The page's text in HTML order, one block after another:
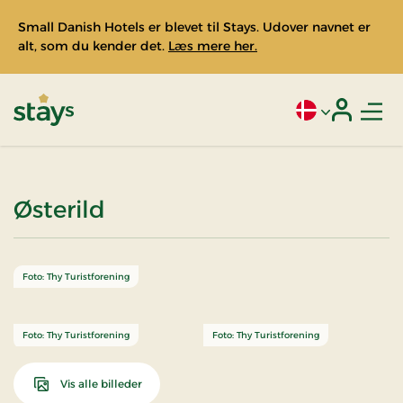
Small Danish Hotels er blevet til Stays. Udover navnet er
alt, som du kender det. Læs mere her.
Aktivt sprog:
Østerild
Foto: Thy Turistforening
Foto: Thy Turistforening Foto: Thy Turistforening
Vis alle billeder